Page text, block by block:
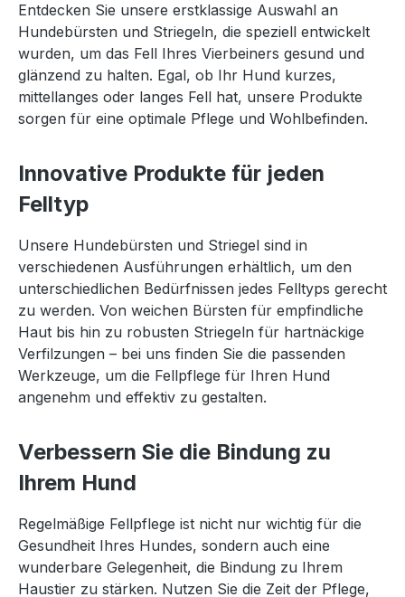
Entdecken Sie unsere erstklassige Auswahl an
Hundebürsten und Striegeln, die speziell entwickelt
wurden, um das Fell Ihres Vierbeiners gesund und
glänzend zu halten. Egal, ob Ihr Hund kurzes,
mittellanges oder langes Fell hat, unsere Produkte
sorgen für eine optimale Pflege und Wohlbefinden.
Innovative Produkte für jeden
Felltyp
Unsere Hundebürsten und Striegel sind in
verschiedenen Ausführungen erhältlich, um den
unterschiedlichen Bedürfnissen jedes Felltyps gerecht
zu werden. Von weichen Bürsten für empfindliche
Haut bis hin zu robusten Striegeln für hartnäckige
Verfilzungen – bei uns finden Sie die passenden
Werkzeuge, um die Fellpflege für Ihren Hund
angenehm und effektiv zu gestalten.
Verbessern Sie die Bindung zu
Ihrem Hund
Regelmäßige Fellpflege ist nicht nur wichtig für die
Gesundheit Ihres Hundes, sondern auch eine
wunderbare Gelegenheit, die Bindung zu Ihrem
Haustier zu stärken. Nutzen Sie die Zeit der Pflege,